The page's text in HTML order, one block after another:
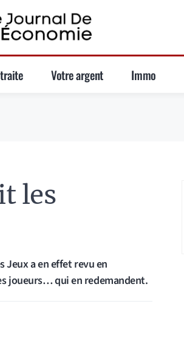
Votre argent Immo
les
Jeux a en effet revu en
joueurs… qui en redemandent.